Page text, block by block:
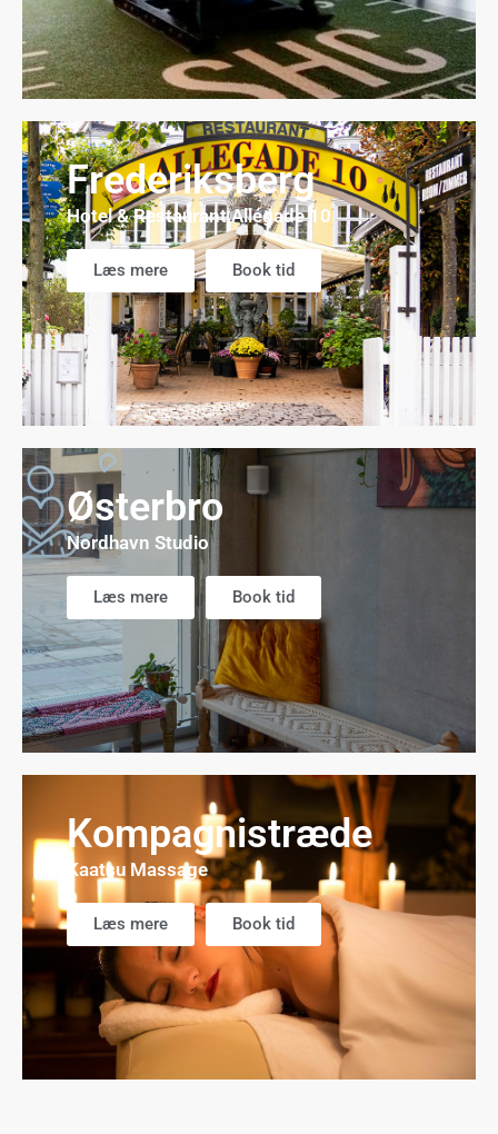
Frederiksberg
Hotel & Restaurant Allégade 10
Læs mere Book tid
Østerbro
Nordhavn Studio
Læs mere Book tid
Kompagnistræde
Kaatsu Massage
Læs mere Book tid